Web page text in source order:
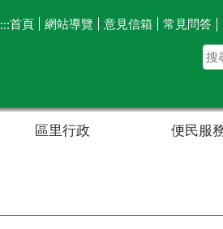
:::首頁 網站導覽 意見信箱 常見問答
區里行政 便民服